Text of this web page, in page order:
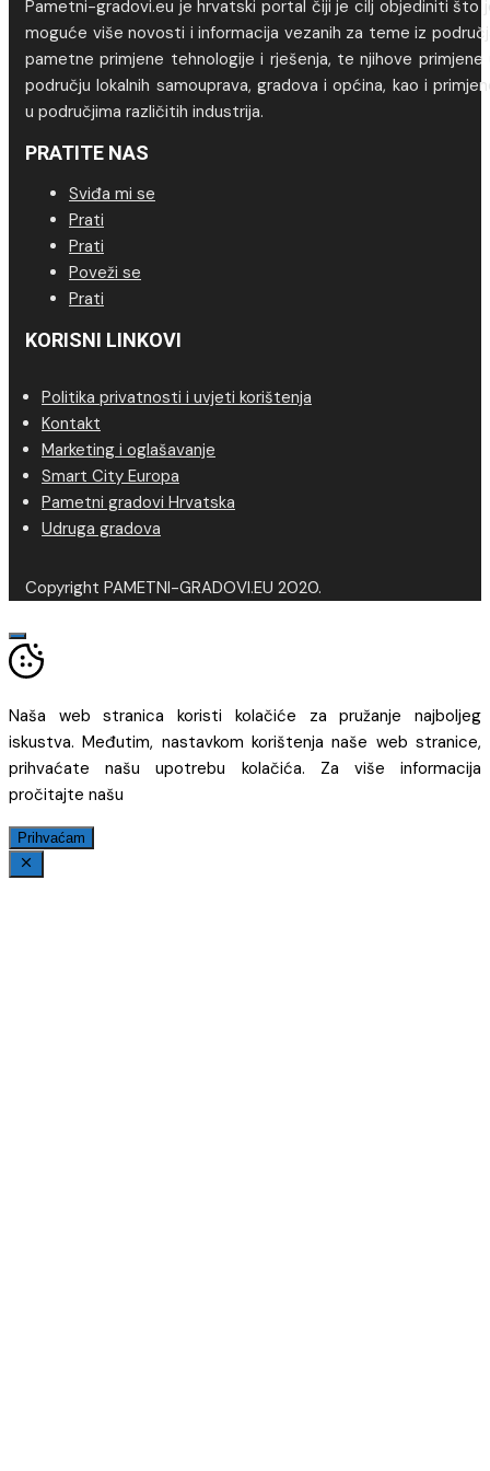
Pametni-gradovi.eu je hrvatski portal čiji je cilj objediniti što
moguće više novosti i informacija vezanih za teme iz
pametne primjene tehnologije i rješenja, te njihove primjene
području lokalnih samouprava, gradova i općina, kao i
u područjima različitih industrija.
PRATITE NAS
Sviđa mi se
Prati
Prati
Poveži se
Prati
KORISNI LINKOVI
Politika privatnosti i uvjeti korištenja
Kontakt
Marketing i oglašavanje
Smart City Europa
Pametni gradovi Hrvatska
Udruga gradova
Copyright PAMETNI-GRADOVI.EU 2020.
Naša web stranica koristi kolačiće za pružanje najboljeg
iskustva. Međutim, nastavkom korištenja naše web stranice,
prihvaćate našu upotrebu kolačića. Za više informacija
pročitajte našu
Prihvaćam